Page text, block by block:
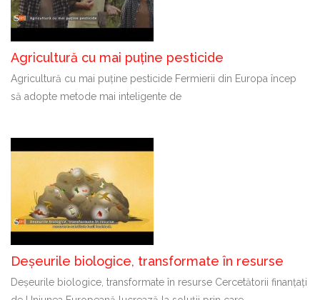
Agricultură cu mai puține pesticide
Agricultură cu mai puține pesticide Fermierii din Europa încep
să adopte metode mai inteligente de
Deșeurile biologice, transformate în resurse
Deșeurile biologice, transformate în resurse Cercetătorii finanțați